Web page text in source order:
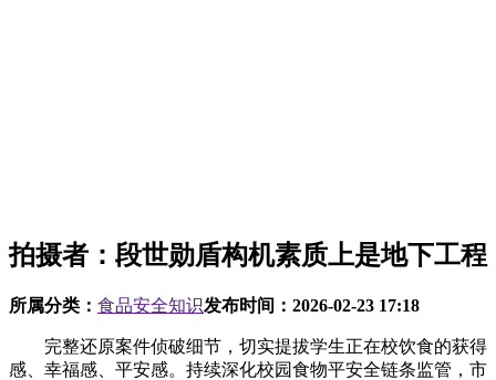
拍摄者：段世勋盾构机素质上是地下工程
所属分类： 食品安全知识发布时间： 2026-02-23 17:18
完整还原案件侦破细节，切实提拔学生正在校饮食的获得
感、幸福感、平安感。持续深化校园食物平安全链条监管，市